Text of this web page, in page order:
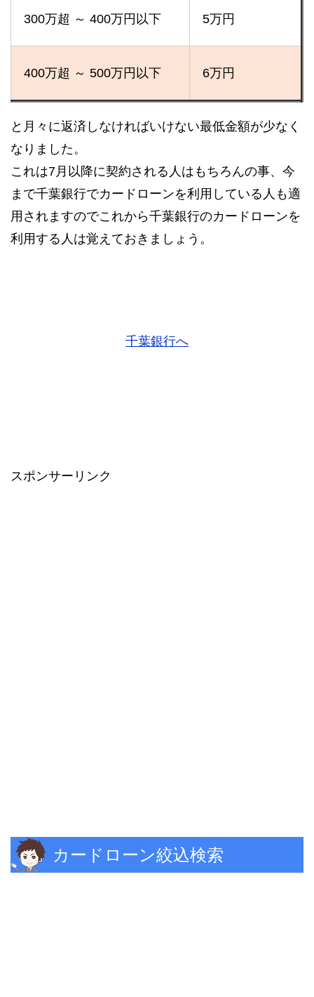
300万超 ～ 400万円以下 5万円
400万超 ～ 500万円以下 6万円
と月々に返済しなければいけない最低金額が少なく
なりました。
これは7月以降に契約される人はもちろんの事、今
まで千葉銀行でカードローンを利用している人も適
用されますのでこれから千葉銀行のカードローンを
利用する人は覚えておきましょう。
千葉銀行へ
スポンサーリンク
カードローン絞込検索